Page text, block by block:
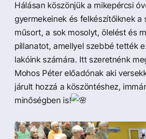
Hálásan köszönjük a mikepércsi
gyermekeinek és felkészítőiknek a
műsort, a sok mosolyt, ölelést és
pillanatot, amellyel szebbé tették
lakóink számára. Itt szeretnénk
Mohos Péter előadónak aki
járult hozzá a köszöntéshez,
minőségben is!